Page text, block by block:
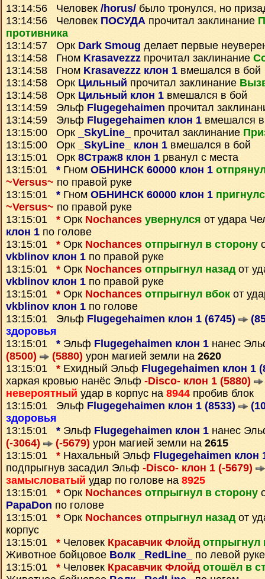
13:14:56 Человек /horus/ было тронулся, но
13:14:56 Человек ПОСУДА прочитал заклинание
противника
13:14:57 Орк Dark Smoug делает первые
13:14:58 Гном Krasavezzz прочитал заклинание
13:14:58 Гном Krasavezzz клон 1 вмешался в бой
13:14:58 Орк Цильный прочитал заклинание
13:14:58 Орк Цильный клон 1 вмешался в бой
13:14:59 Эльф Flugegehaimen прочитал
13:14:59 Эльф Flugegehaimen клон 1 вмешался
13:15:00 Орк
_SkyLine_ прочитал заклинание
13:15:00 Орк
_SkyLine_ клон 1 вмешался в бой
13:15:01 Орк 8Страж8 клон 1 рванул с места
13:15:01 * Гном ОБНИНСК 60000 клон 1
~Versus~ по правой руке
13:15:01 * Гном ОБНИНСК 60000 клон 1
~Versus~ по правой руке
13:15:01 * Орк Nochances увернулся от удара
клон 1 по голове
13:15:01 * Орк Nochances отпрыгнул в сторону
vkblinov клон 1 по правой руке
13:15:01 * Орк Nochances отпрыгнул назадот
vkblinov клон 1 по правой руке
13:15:01 * Орк Nochances отпрыгнул вбок от
vkblinov клон 1 по голове
13:15:01 Эльф Flugegehaimen клон 1 (6745)
здоровья
13:15:01 * Эльф Flugegehaimen клон 1 нанес
(8500)
(5880) урон магией земли на 2620
13:15:01 * Ехидный Эльф Flugegehaimen клон 1
харкая кровью нанёс Эльф -Disco- клон 1 (5880)
невероятный удар в корпус на 8944 пробив блок
13:15:01 Эльф Flugegehaimen клон 1 (8533)
здоровья
13:15:01 * Эльф Flugegehaimen клон 1 нанес
(-3064)
(-5679) урон магией земли на 2615
13:15:01 * Нахальный Эльф Flugegehaimen клон
подпрыгнув засадил Эльф -Disco- клон 1 (-5679)
замысловатый удар по голове на 8925
13:15:01 * Орк Nochances отпрыгнул в сторону
PapaDon по голове
13:15:01 * Орк Nochances отпрыгнул назадот
корпус
13:15:01 * Человек Красавчик Флойд отпрыгнул
Животное бойцовое Волк _RedLine_
по левой руке
13:15:01 * Человек Красавчик Флойд отошёл в